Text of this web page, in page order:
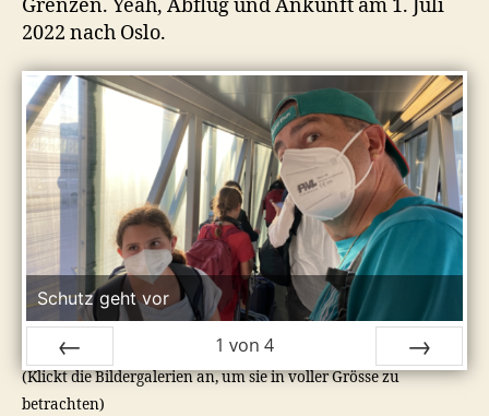
Grenzen. Yeah, Abflug und Ankunft am 1. Juli
2022 nach Oslo.
Schutz geht vor
ZURÜCK
1 von 4
VOR
(Klickt die Bildergalerien an, um sie in voller Grösse zu
betrachten)